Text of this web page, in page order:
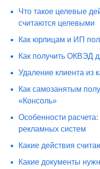
Что такое целевые
считаются целевыми
Как юрлицам и ИП
Как получить ОКВЭД
Удаление клиента из
Как самозанятым
«Консоль»
Особенности
рекламных систем
Какие действия
Какие документы